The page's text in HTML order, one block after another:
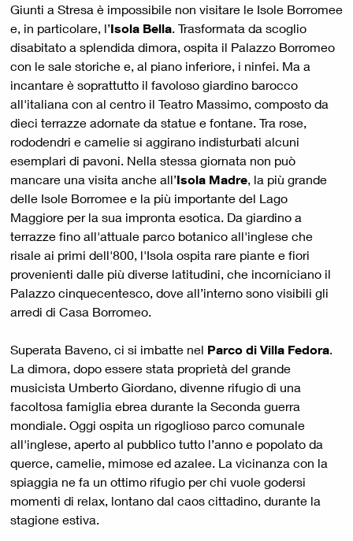
Giunti a Stresa è impossibile non visitare le Isole Borromee
e, in particolare, l’Isola Bella. Trasformata da scoglio
disabitato a splendida dimora, ospita il Palazzo Borromeo
con le sale storiche e, al piano inferiore, i ninfei. Ma a
incantare è soprattutto il favoloso giardino barocco
all'italiana con al centro il Teatro Massimo, composto da
dieci terrazze adornate da statue e fontane. Tra rose,
rododendri e camelie si aggirano indisturbati alcuni
esemplari di pavoni. Nella stessa giornata non può
mancare una visita anche all’Isola Madre, la più grande
delle Isole Borromee e la più importante del Lago
Maggiore per la sua impronta esotica. Da giardino a
terrazze fino all'attuale parco botanico all'inglese che
risale ai primi dell'800, l'Isola ospita rare piante e fiori
provenienti dalle più diverse latitudini, che incorniciano il
Palazzo cinquecentesco, dove all’interno sono visibili gli
arredi di Casa Borromeo.
Superata Baveno, ci si imbatte nel Parco di Villa Fedora.
La dimora, dopo essere stata proprietà del grande
musicista Umberto Giordano, divenne rifugio di una
facoltosa famiglia ebrea durante la Seconda guerra
mondiale. Oggi ospita un rigoglioso parco comunale
all'inglese, aperto al pubblico tutto l’anno e popolato da
querce, camelie, mimose ed azalee. La vicinanza con la
spiaggia ne fa un ottimo rifugio per chi vuole godersi
momenti di relax, lontano dal caos cittadino, durante la
stagione estiva.